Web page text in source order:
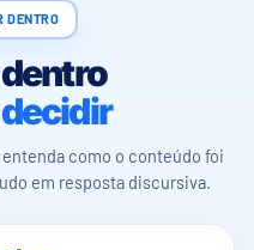
DENTRO
como o conteúdo foi
em resposta discursiva.